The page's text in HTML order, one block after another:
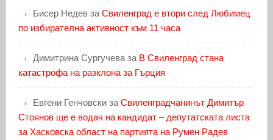
Бисер Недевза Свиленград е втори след Любимец
по избирателна активност към 11 часа
Димитрина Сургучеваза В Свиленград стана
катастрофа на разклона за Гърция
Евгени Генчовскиза Свиленградчанинът Димитър
Стоянов ще е водач на кандидат – депутатската листа
за Хасковска област на партията на Румен Радев